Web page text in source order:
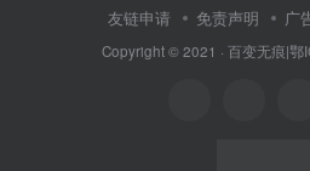
友链申请 免责声明 广
Copyright © 2021 · 百变无痕|鄂